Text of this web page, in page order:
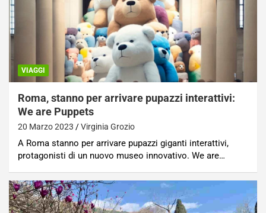
VIAGGI
Roma, stanno per arrivare pupazzi interattivi:
We are Puppets
20 Marzo 2023 Virginia Grozio
A Roma stanno per arrivare pupazzi giganti interattivi,
protagonisti di un nuovo museo innovativo. We are…